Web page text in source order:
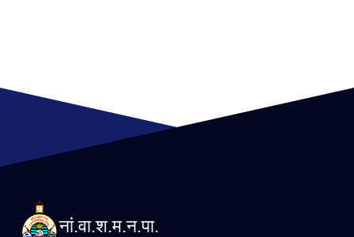
नां.वा.श.म.न.पा.